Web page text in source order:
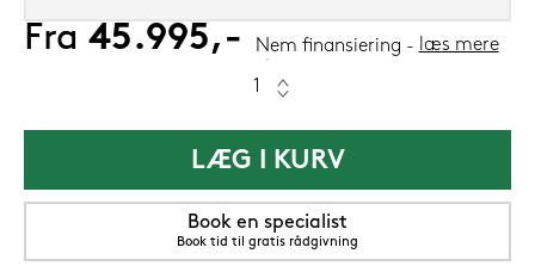
Fra 45.995,- Nem finansiering læs mere
LÆG I KURV
Book en specialist
Book tid til gratis rådgivning